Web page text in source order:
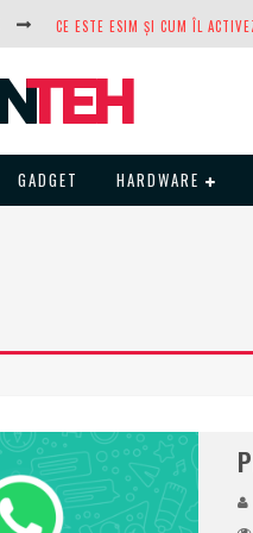
DUPĂ ANI DE REFUZURI,
GADGET HARDWARE